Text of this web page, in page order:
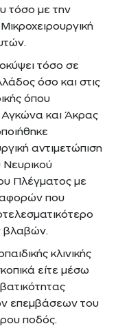
τόσο με την
τόσο σε
όσο και στις
όπου
και Άκρας
αντιμετώπιση
Πλέγματος με
που
βλαβών.
κλινικής
είτε μέσω
επεμβάσεων του
ποδός.